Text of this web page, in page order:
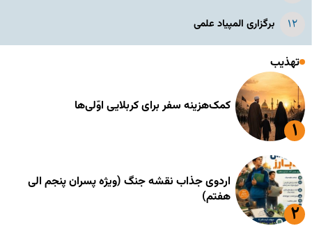
برگزاری المپیاد علمی
تهذیب
کمک‌هزینه سفر برای کربلایی اوّلی‌ها
اردوی جذاب نقشه جنگ (ویژه پسران پنجم الی
هفتم)